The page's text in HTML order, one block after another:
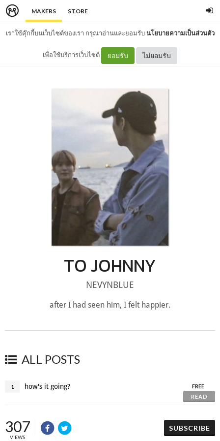
MAKERS STORE
เราใช้คุ๊กกี้บนเว็บไซต์ของเรา กรุณาอ่านและยอมรับนโยบายความเป็นส่วนตัว
เพื่อใช้บริการเว็บไซต์ ยอมรับ ไม่ยอมรับ
TO JOHNNY
NEVYNBLUE
after I had seen him, I felt happier.
ALL POSTS
1 how's it going?
FREE
READ
307
VIEWS
SUBSCRIBE